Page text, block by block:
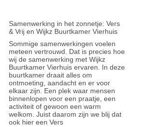
Samenwerking in het zonnetje: Vers
& Vrij en Wijkz Buurtkamer Vierhuis
Sommige samenwerkingen voelen
meteen vertrouwd. Dat is precies hoe
wij de samenwerking met Wijkz
Buurtkamer Vierhuis ervaren. In deze
buurtkamer draait alles om
ontmoeting, aandacht en er voor
elkaar zijn. Een plek waar mensen
binnenlopen voor een praatje, een
activiteit of gewoon een warm
welkom. Juist daarom zijn we blij dat
ook hier een Vers